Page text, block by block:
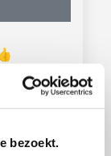
bezoekt.